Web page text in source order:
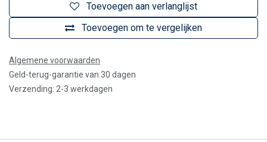
Toevoegen om te vergelijken
Toevoegen aan verlanglijst
Algemene voorwaarden
Geld-terug-garantie van 30 dagen
Verzending: 2-3 werkdagen